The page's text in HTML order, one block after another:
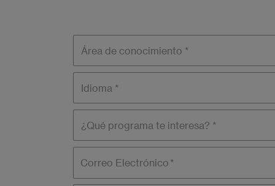
conocimiento
programa
te
interesa?
Correo Electrónico